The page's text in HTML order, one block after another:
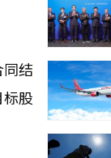
结
股